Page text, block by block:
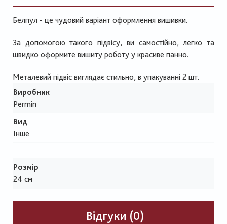
Белпул - це чудовий варіант оформлення вишивки.
За допомогою такого підвісу, ви самостійно, легко та
швидко оформите вишиту роботу у красиве панно.
Металевий підвіс виглядає стильно, в упакуванні 2 шт.
Виробник
Permin
Вид
Інше
Розмір
24 см
Відгуки (0)